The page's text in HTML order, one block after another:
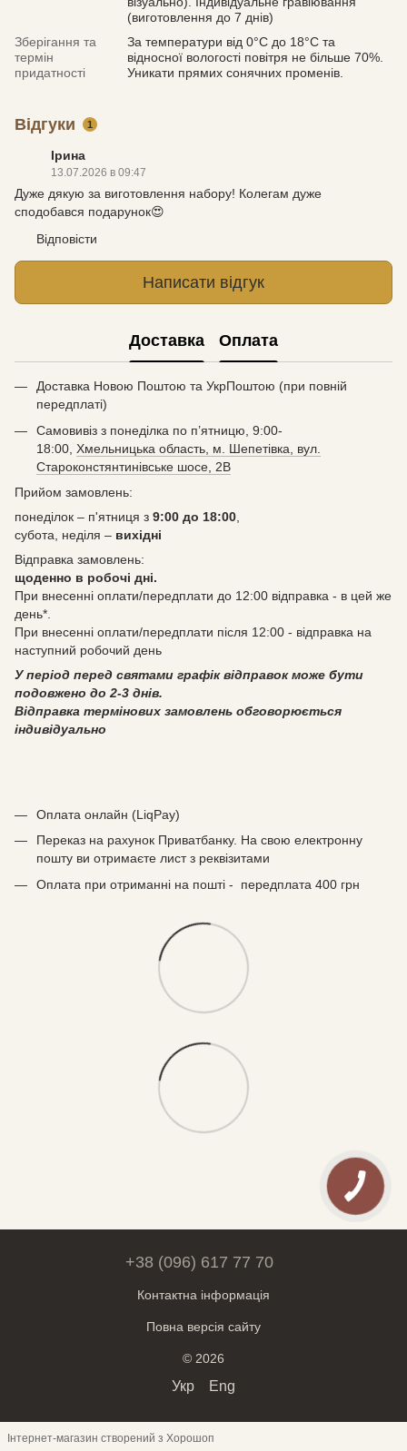
(виготовлення до 7 днів)
Зберігання та
термін
придатності
За температури від 0°С до 18°С та
відносної вологості повітря не більше 70%.
Уникати прямих сонячних променів.
Відгуки 1
Ірина
13.07.2026 в 09:47
Дуже дякую за виготовлення набору! Колегам дуже
сподобався подарунок😍
Відповісти
Написати відгук
Доставка Оплата
Доставка Новою Поштою та УкрПоштою (при повній
передплаті)
Самовивіз з понеділка по п’ятницю, 9:00-
18:00, Хмельницька область, м. Шепетівка, вул.
Староконстянтинівське шосе, 2В
Прийом замовлень:
понеділок – п'ятниця з 9:00 до 18:00
субота, неділя – вихідні
Відправка замовлень:
щоденно в робочі дні.
При внесенні оплати/передплати до 12:00 відправка - в цей же
день*.
При внесенні оплати/передплати після 12:00 - відправка на
наступний робочий день
У період перед святами графік відправок може бути
подовжено до 2-3 днів.
Відправка термінових замовлень обговорюється
індивідуально
Оплата онлайн (LiqPay)
Переказ на рахунок Приватбанку. На свою електронну
пошту ви отримаєте лист з реквізитами
Оплата при отриманні на пошті - передплата 400 грн
+38 (096) 617 77 70
Контактна інформація
Повна версія сайту
© 2026
Укр Eng
Інтернет-магазин створений з Хорошоп